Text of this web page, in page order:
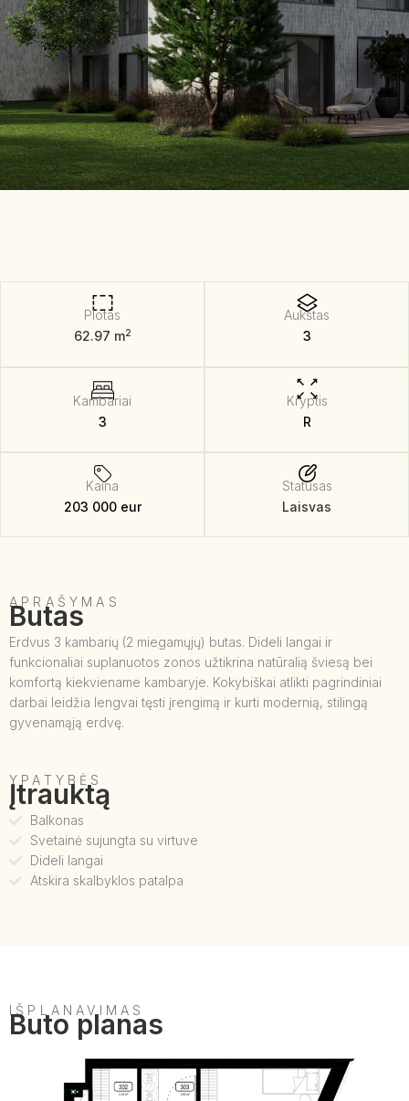
Plotas
62.97 m2
Aukštas
3
Kambariai
3
Kryptis
R
Kaina
203 000 eur
Statusas
Laisvas
APRAŠYMAS
Butas
Erdvus 3 kambarių (2 miegamųjų) butas. Dideli langai ir
funkcionaliai suplanuotos zonos užtikrina natūralią šviesą bei
komfortą kiekviename kambaryje. Kokybiškai atlikti pagrindiniai
darbai leidžia lengvai tęsti įrengimą ir kurti modernią, stilingą
gyvenamąją erdvę.
YPATYBĖS
Įtrauktą
Balkonas
Svetainė sujungta su virtuve
Dideli langai
Atskira skalbyklos patalpa
IŠPLANAVIMAS
Buto planas